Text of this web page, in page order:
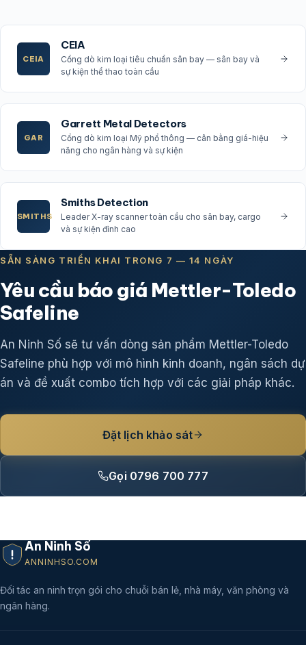
CEIA
CEIA
Cổng dò kim loại tiêu chuẩn sân bay — sân bay và
sự kiện thể thao toàn cầu
GAR
Garrett Metal Detectors
Cổng dò kim loại Mỹ phổ thông — cân bằng giá-hiệu
năng cho ngân hàng và sự kiện
SMITHS
Smiths Detection
Leader X-ray scanner toàn cầu cho sân bay, cargo
và sự kiện đỉnh cao
SẴN SÀNG TRIỂN KHAI TRONG 7 — 14 NGÀY
Yêu cầu báo giá Mettler-Toledo
Safeline
An Ninh Số sẽ tư vấn dòng sản phẩm Mettler-Toledo
Safeline phù hợp với mô hình kinh doanh, ngân sách dự
án và đề xuất combo tích hợp với các giải pháp khác.
Đặt lịch khảo sát
Gọi 0796 700 777
An Ninh Số
ANNINHSO.COM
Đối tác an ninh trọn gói cho chuỗi bán lẻ, nhà máy, văn phòng và
ngân hàng.